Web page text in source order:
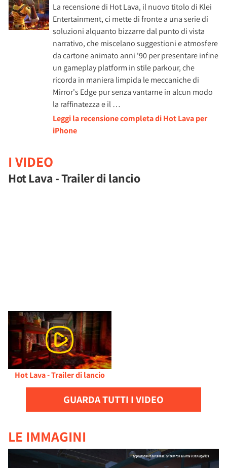
La recensione di Hot Lava, il nuovo titolo di Klei
Entertainment, ci mette di fronte a una serie di
soluzioni alquanto bizzarre dal punto di vista
narrativo, che miscelano suggestioni e atmosfere
da cartone animato anni '90 per presentare infine
un gameplay platform in stile parkour, che
ricorda in maniera limpida le meccaniche di
Mirror's Edge pur senza vantarne in alcun modo
la raffinatezza e il …
Leggi la recensione completa di Hot Lava per
iPhone
I VIDEO
Hot Lava - Trailer di lancio
Hot Lava - Trailer di lancio
GUARDA TUTTI I VIDEO
LE IMMAGINI